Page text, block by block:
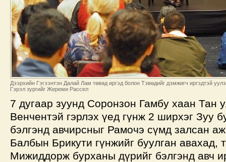
Дээрхийн Гэгээнтэн Далай Лам төвөд иргэд болон Тэвөдийг дэмжигч иргэдтэй
Гэрэл зургийг Жереми Рассел
7 дугаар зуунд Соронзон Гамбу хаан Тан
Венчентэй гэрлэх үед гүнж 2 ширхэг Зуу
бэлгэнд авчирсныг Рамочэ сүмд залсан
Балбын Брикути гүнжийг буулган авахад,
Мижиддорж бурханы дүрийг бэлгэнд авч